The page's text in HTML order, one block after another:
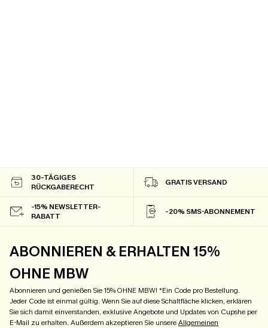
30-TÄGIGES
RÜCKGABERECHT
GRATIS VERSAND
-15% NEWSLETTER-
RABATT
-20% SMS-ABONNEMENT
ABONNIEREN & ERHALTEN 15%
OHNE MBW
Abonnieren und genießen Sie 15% OHNE MBW! *Ein Code pro Bestellung.
Jeder Code ist einmal gültig. Wenn Sie auf diese Schaltfläche klicken, erklären
Sie sich damit einverstanden, exklusive Angebote und Updates von Cupshe per
E-Mail zu erhalten. Außerdem akzeptieren Sie unsereAllgemeinen